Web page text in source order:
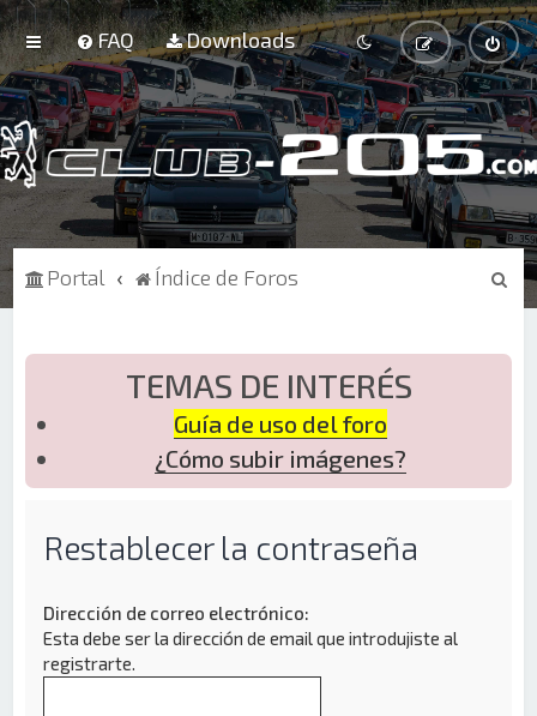
FAQ Downloads
Portal Índice de Foros
B
TEMAS DE INTERÉS
Guía de uso del foro
¿Cómo subir imágenes?
Restablecer la contraseña
Dirección de correo electrónico:
Esta debe ser la dirección de email que introdujiste al
registrarte.